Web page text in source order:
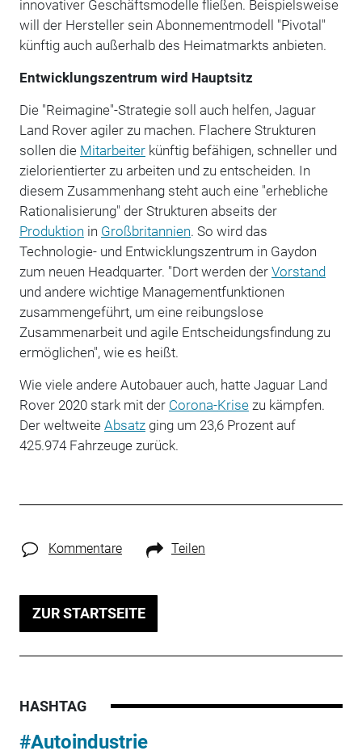
innovativer Geschäftsmodelle fließen. Beispielsweise
will der Hersteller sein Abonnementmodell "Pivotal"
künftig auch außerhalb des Heimatmarkts anbieten.
Entwicklungszentrum wird Hauptsitz
Die "Reimagine"-Strategie soll auch helfen, Jaguar
Land Rover agiler zu machen. Flachere Strukturen
sollen die Mitarbeiterkünftig befähigen, schneller und
zielorientierter zu arbeiten und zu entscheiden. In
diesem Zusammenhang steht auch eine "erhebliche
Rationalisierung" der Strukturen abseits der
Produktion in Großbritannien. So wird das
Technologie- und Entwicklungszentrum in Gaydon
zum neuen Headquarter. "Dort werden der Vorstand
und andere wichtige Managementfunktionen
zusammengeführt, um eine reibungslose
Zusammenarbeit und agile Entscheidungsfindung zu
ermöglichen", wie es heißt.
Wie viele andere Autobauer auch, hatte Jaguar Land
Rover 2020 stark mit der Corona-Krisezu kämpfen.
Der weltweite Absatzging um 23,6 Prozent auf
425.974 Fahrzeuge zurück.
Kommentare Teilen
ZUR STARTSEITE
HASHTAG
#Autoindustrie